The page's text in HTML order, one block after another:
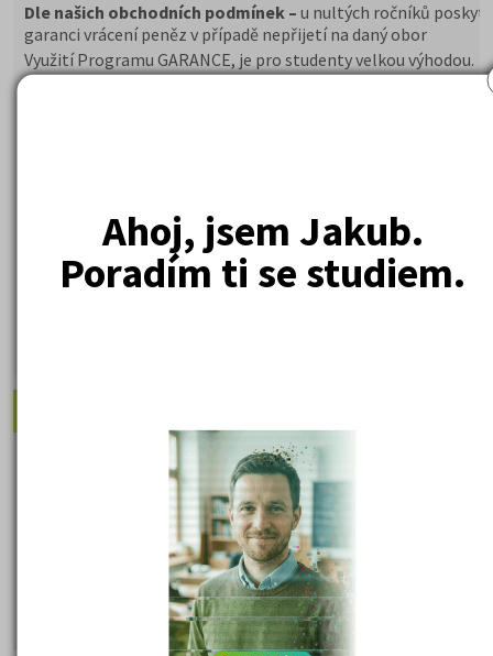
Ahoj, jsem Jakub.
Poradím ti se studiem.
Dle našich obchodních podmínek – u nultých ročníků
garanci vrácení peněz v případě nepřijetí na daný obor
Využití Programu GARANCE, je pro studenty velkou výhodou.
Student dostane poštou učebnice psychologie, a časopis Kam
Státní maturita 2026
I v roce 2026 mohou studenti
u společné části volit mezi
matematikou a cizím
jazykem a zůstává povinná
zkouška z českého jazyka a
literatury. Stáhněte si zdarma
e-books podrobnými
informacemi.